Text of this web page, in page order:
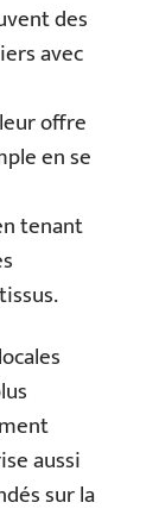
des
avec
offre
en se
tenant
aussi
sur la